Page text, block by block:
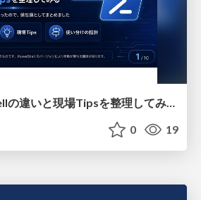
CMDとPowerShellの違いと現場Tipsを整理してみる
0 19